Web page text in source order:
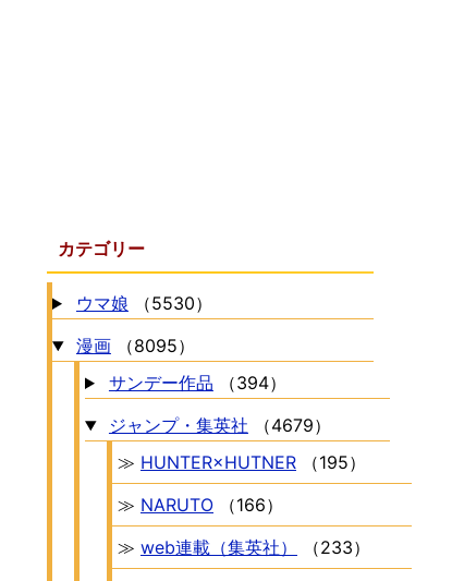
カテゴリー
ウマ娘
（5530）
漫画
（8095）
サンデー作品
（394）
ジャンプ・集英社
（4679）
≫ HUNTER×HUTNER
（195）
≫ NARUTO
（166）
≫ web連載（集英社）
（233）